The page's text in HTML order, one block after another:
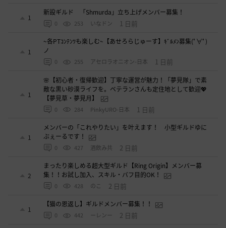
1
新設ギルド 「Shmurda」立ち上げメンバー募集！
0 253 いなドン 1 日前
1
~各PTｺﾝﾃﾝﾂも楽しむ~【あせろらじゅーす】ｷﾞﾙﾒﾝ募集(ﾟ∀ﾟ)
ノ
0 255 アセロラオニオン-日本 1 日前
1
🌸【初心者・復帰歓迎】丁寧な運営が魅力！「夢見隊」で素
敵な黒い砂漠ライフを。ベテランさんも定住地として歓迎💖
【夢見草・夢見月】
0 284 PinkyURO-日本 1 日前
1
メンバーの「これやりたい」を叶えます！ 小型ギルドゆに
ぶぇーるです！
0 427 酒飲み共 2 日前
2
まったり楽しめる超大型ギルド【Ring Origin】メンバー募
集！！お試し加入、スキル・バフ目的OK！
0 428 のこ 2 日前
1
【猫の恩返し】ギルドメンバー募集！！
0 442 ーレンー 2 日前